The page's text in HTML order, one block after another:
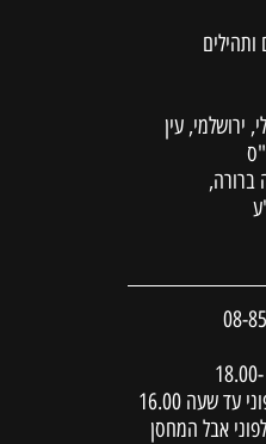
ותהילים
ירושלמי, עין
ברורה,
08-
שעה 16.00
אבל המחסן